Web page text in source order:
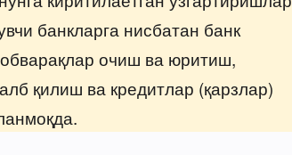
банкларга нисбатан банк
очиш ва юритиш,
қилиш ва кредитлар (қарзлар)